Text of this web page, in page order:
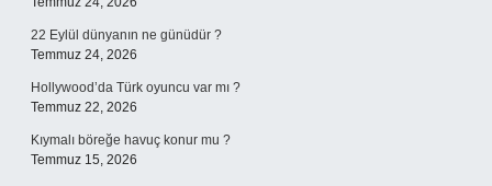
22 Eylül dünyanın ne günüdür ?
Temmuz 24, 2026
Hollywood’da Türk oyuncu var mı ?
Temmuz 22, 2026
Kıymalı böreğe havuç konur mu ?
Temmuz 15, 2026